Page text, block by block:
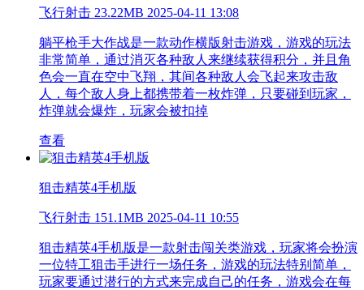
飞行射击 23.22MB 2025-04-11 13:08
躺平枪手大作战是一款动作横版射击游戏，游戏的玩法
非常简单，通过消灭各种敌人来继续获得积分，并且角
色会一直在空中飞翔，其间各种敌人会飞起来攻击敌
人，每个敌人身上都携带着一枚炸弹，只要碰到玩家，
炸弹就会爆炸，玩家会被扣掉
查看
狙击精英4手机版
飞行射击 151.1MB 2025-04-11 10:55
狙击精英4手机版是一款射击闯关类游戏，玩家将会扮演
一位特工狙击手进行一场任务，游戏的玩法特别简单，
玩家要通过潜行的方式来完成自己的任务，游戏会在每